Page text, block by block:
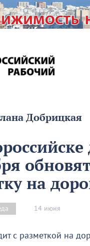
Добрицкая
на
14 июня
с разметкой на